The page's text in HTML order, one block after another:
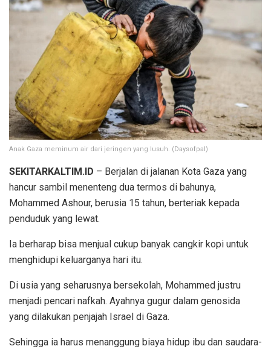
Anak Gaza meminum air dari jeringen yang lusuh. (Daysofpal)
SEKITARKALTIM.ID – Berjalan di jalanan Kota Gaza yang
hancur sambil menenteng dua termos di bahunya,
Mohammed Ashour, berusia 15 tahun, berteriak kepada
penduduk yang lewat.
Ia berharap bisa menjual cukup banyak cangkir kopi untuk
menghidupi keluarganya hari itu.
Di usia yang seharusnya bersekolah, Mohammed justru
menjadi pencari nafkah. Ayahnya gugur dalam genosida
yang dilakukan penjajah Israel di Gaza.
Sehingga ia harus menanggung biaya hidup ibu dan saudara-